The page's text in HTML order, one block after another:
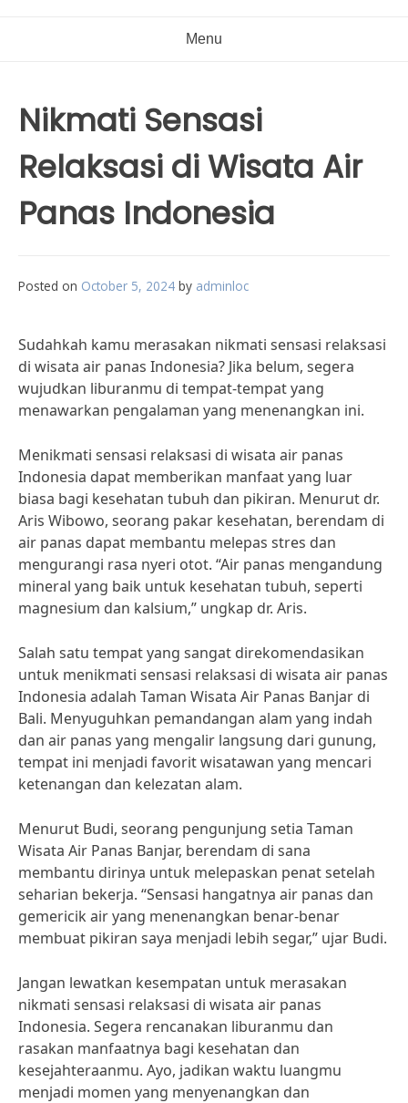
Menu
Nikmati Sensasi
Relaksasi di Wisata Air
Panas Indonesia
Posted on October 5, 2024 by adminloc
Sudahkah kamu merasakan nikmati sensasi relaksasi
di wisata air panas Indonesia? Jika belum, segera
wujudkan liburanmu di tempat-tempat yang
menawarkan pengalaman yang menenangkan ini.
Menikmati sensasi relaksasi di wisata air panas
Indonesia dapat memberikan manfaat yang luar
biasa bagi kesehatan tubuh dan pikiran. Menurut dr.
Aris Wibowo, seorang pakar kesehatan, berendam di
air panas dapat membantu melepas stres dan
mengurangi rasa nyeri otot. “Air panas mengandung
mineral yang baik untuk kesehatan tubuh, seperti
magnesium dan kalsium,” ungkap dr. Aris.
Salah satu tempat yang sangat direkomendasikan
untuk menikmati sensasi relaksasi di wisata air panas
Indonesia adalah Taman Wisata Air Panas Banjar di
Bali. Menyuguhkan pemandangan alam yang indah
dan air panas yang mengalir langsung dari gunung,
tempat ini menjadi favorit wisatawan yang mencari
ketenangan dan kelezatan alam.
Menurut Budi, seorang pengunjung setia Taman
Wisata Air Panas Banjar, berendam di sana
membantu dirinya untuk melepaskan penat setelah
seharian bekerja. “Sensasi hangatnya air panas dan
gemericik air yang menenangkan benar-benar
membuat pikiran saya menjadi lebih segar,” ujar Budi.
Jangan lewatkan kesempatan untuk merasakan
nikmati sensasi relaksasi di wisata air panas
Indonesia. Segera rencanakan liburanmu dan
rasakan manfaatnya bagi kesehatan dan
kesejahteraanmu. Ayo, jadikan waktu luangmu
menjadi momen yang menyenangkan dan